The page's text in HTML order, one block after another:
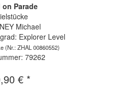
on Parade
Michael
Explorer Level
(Nr.: ZHAL 00860552)
79262
€ *